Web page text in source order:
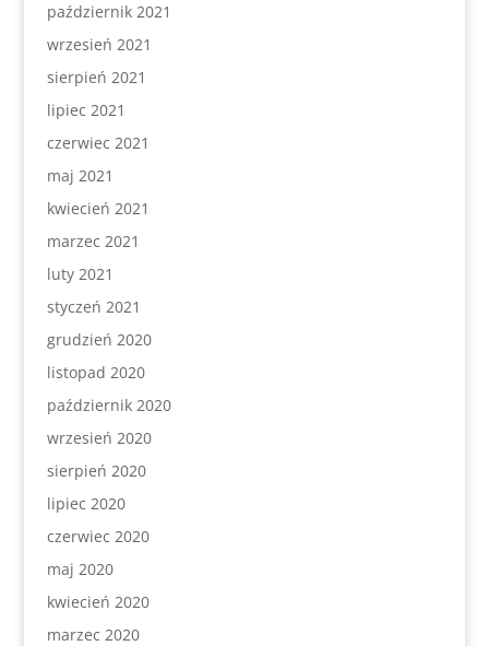
październik 2021
wrzesień 2021
sierpień 2021
lipiec 2021
czerwiec 2021
maj 2021
kwiecień 2021
marzec 2021
luty 2021
styczeń 2021
grudzień 2020
listopad 2020
październik 2020
wrzesień 2020
sierpień 2020
lipiec 2020
czerwiec 2020
maj 2020
kwiecień 2020
marzec 2020